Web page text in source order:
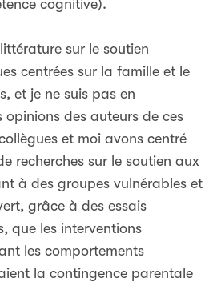
cognitive).
sur le soutien
centrées sur la famille et le
et je ne suis pas en
opinions des auteurs de ces
et moi avons centré
recherches sur le soutien aux
à des groupes vulnérables et
grâce à des essais
que les interventions
les comportements
la contingence parentale